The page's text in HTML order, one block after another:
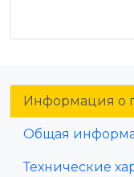
Информация о
Общая
Технические